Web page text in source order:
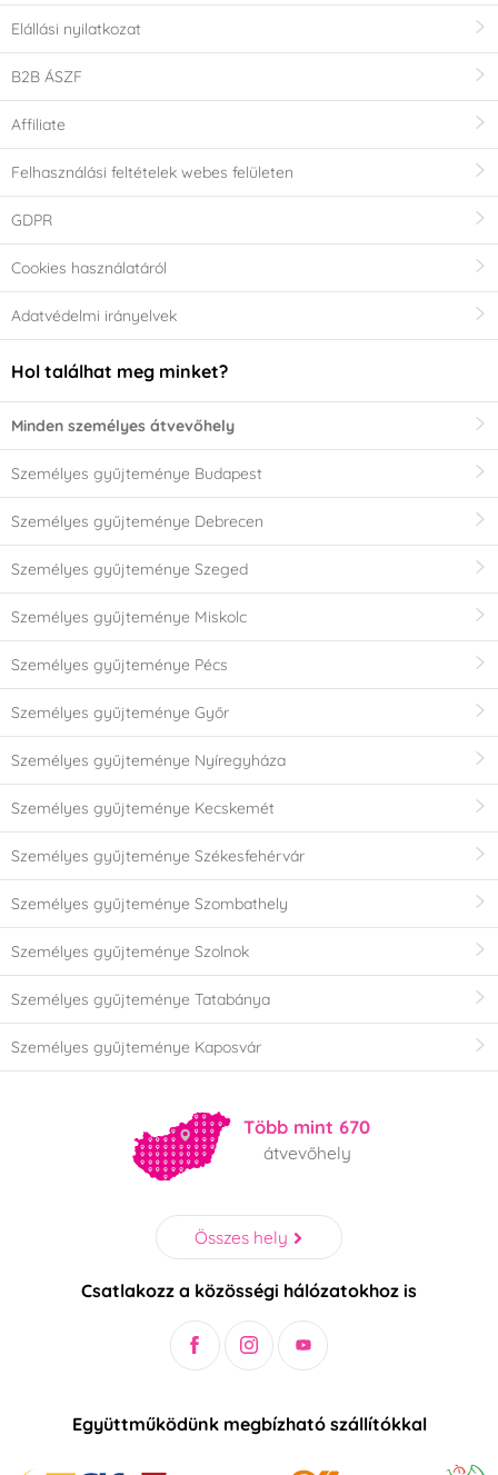
Elállási nyilatkozat
B2B ÁSZF
Affiliate
Felhasználási feltételek webes felületen
GDPR
Cookies használatáról
Adatvédelmi irányelvek
Hol találhat meg minket?
Minden személyes átvevőhely
Személyes gyűjteménye Budapest
Személyes gyűjteménye Debrecen
Személyes gyűjteménye Szeged
Személyes gyűjteménye Miskolc
Személyes gyűjteménye Pécs
Személyes gyűjteménye Győr
Személyes gyűjteménye Nyíregyháza
Személyes gyűjteménye Kecskemét
Személyes gyűjteménye Székesfehérvár
Személyes gyűjteménye Szombathely
Személyes gyűjteménye Szolnok
Személyes gyűjteménye Tatabánya
Személyes gyűjteménye Kaposvár
Több mint 670
átvevőhely
Összes hely
Csatlakozz a közösségi hálózatokhoz is
Együttműködünk megbízható szállítókkal